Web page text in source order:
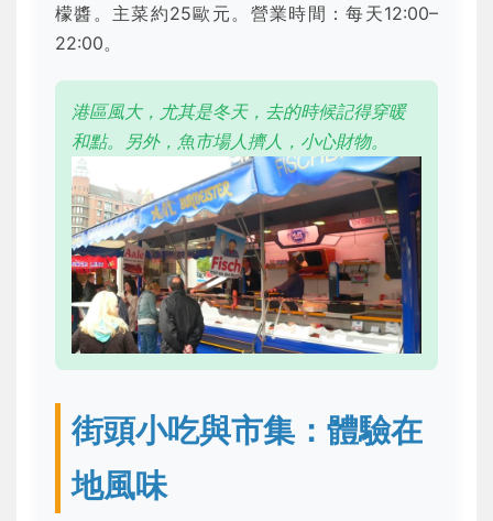
檬醬。主菜約25歐元。營業時間：每天12:00–
22:00。
港區風大，尤其是冬天，去的時候記得穿暖
和點。另外，魚市場人擠人，小心財物。
街頭小吃與市集：體驗在
地風味